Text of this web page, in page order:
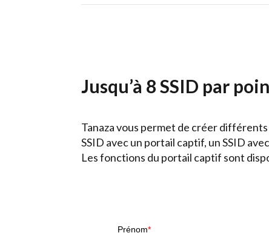
Jusqu’à 8 SSID par
Tanaza vous permet de créer différents
SSID avec un portail captif, un SSID
Les fonctions du portail captif sont